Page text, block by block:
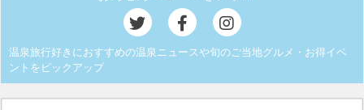
温泉旅行好きにおすすめの温泉ニュースや旬のご当地グルメ・お得イベ
ントをピックアップ